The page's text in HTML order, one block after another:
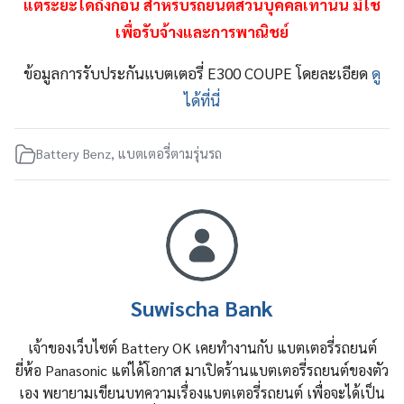
แต่ระยะใดถึงก่อน สำหรับรถยนต์ส่วนบุคคลเท่านั้น มิใช่
เพื่อรับจ้างและการพาณิชย์
ข้อมูลการรับประกันแบตเตอรี่ E300 COUPE โดยละเอียดดู
ได้ที่นี่
Battery Benz, แบตเตอรี่ตามรุ่นรถ
Suwischa Bank
เจ้าของเว็บไซต์ Battery OK เคยทำงานกับ แบตเตอรี่รถยนต์
ยี่ห้อ Panasonic แต่ได้โอกาส มาเปิดร้านแบตเตอรี่รถยนต์ของตัว
เอง พยายามเขียนบทความเรื่องแบตเตอรี่รถยนต์ เพื่อจะได้เป็น